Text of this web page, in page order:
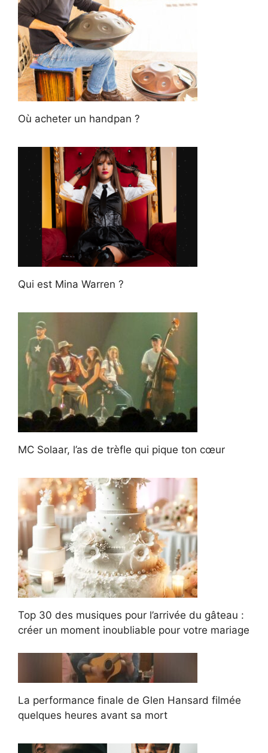
Où acheter un handpan ?
Qui est Mina Warren ?
MC Solaar, l’as de trèfle qui pique ton cœur
Top 30 des musiques pour l’arrivée du gâteau :
créer un moment inoubliable pour votre mariage
La performance finale de Glen Hansard filmée
quelques heures avant sa mort